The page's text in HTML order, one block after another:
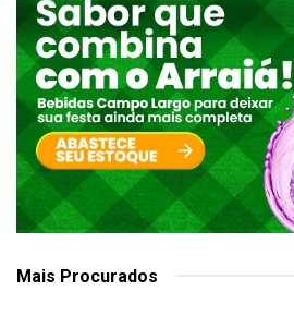
Mais Procurados